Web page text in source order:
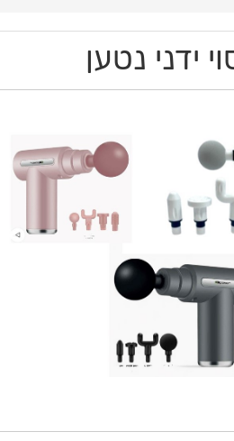
ידני נטען